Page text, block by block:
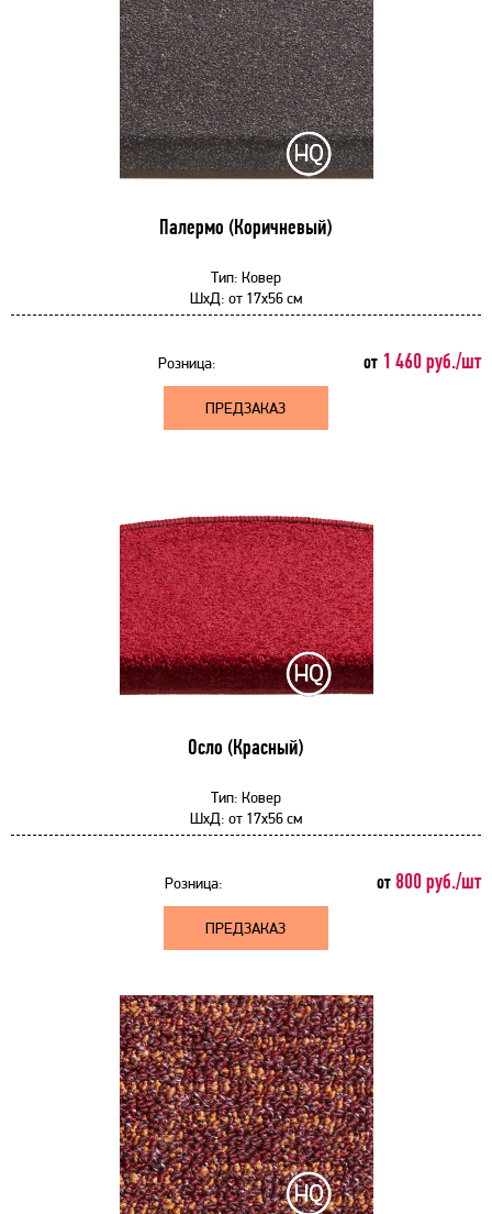
Палермо (Коричневый)
Тип: Ковер
ШхД: от 17x56 см
Розница: от 1 460 руб./шт
ПРЕДЗАКАЗ
Осло (Красный)
Тип: Ковер
ШхД: от 17x56 см
Розница: от 800 руб./шт
ПРЕДЗАКАЗ